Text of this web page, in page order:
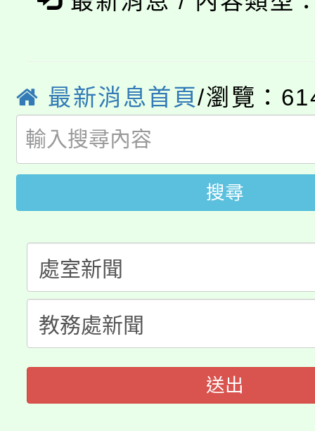
「2026金融保險知識
生本土語及新住民語歌
公告本校115學年度第
代理(課)教師甄選結果(
公告本校115學年度第
代理(課)教師甄選結果(
轉知中國文化大學推廣
《TA101》溝通分析基
程，歡迎學生輔導中心
心理、諮商輔導、社會
系所師生報名參加。
轉知苗栗縣政府辦理
門員」簡章及活動海報
踴躍報名參加。
要點
「桃園市補助參觀特色
展演活動實施計畫」
115年度「教育部表揚
義教育推展貢獻獎」
最新消息首頁/瀏覽：
搜尋
送出